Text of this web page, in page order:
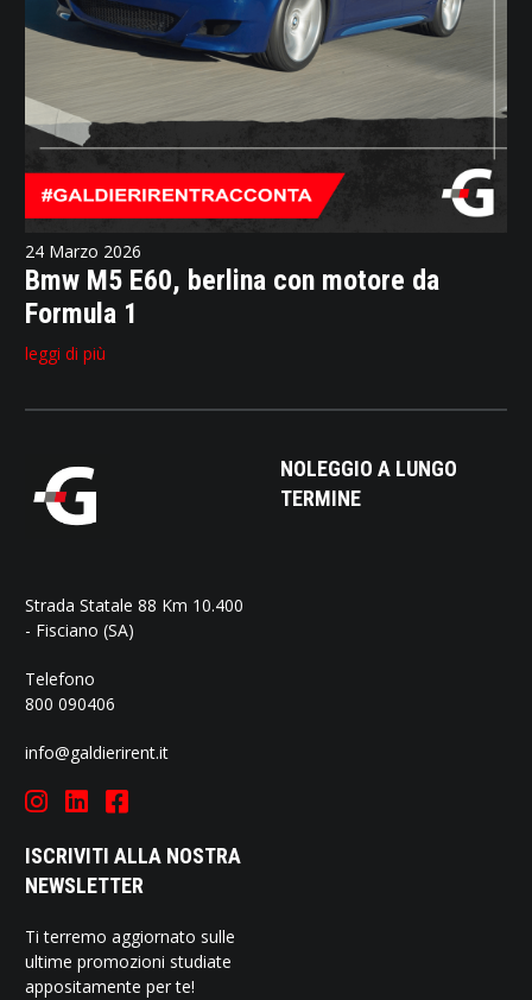
24 Marzo 2026
Bmw M5 E60, berlina con motore da
Formula 1
leggi di più
Strada Statale 88 Km 10.400
- Fisciano (SA)
Telefono
800 090406
info@galdierirent.it
ISCRIVITI ALLA NOSTRA
NEWSLETTER
Ti terremo aggiornato sulle
ultime promozioni studiate
appositamente per te!
NOLEGGIO A LUNGO
TERMINE